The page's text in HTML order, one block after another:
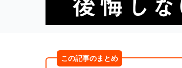
この記事のまとめ